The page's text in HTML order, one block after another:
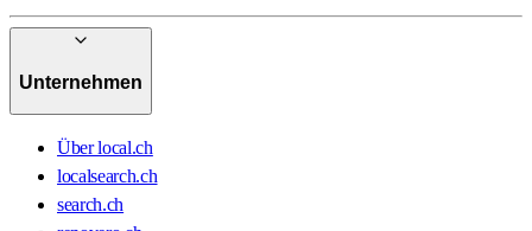
Unternehmen
Über local.ch
localsearch.ch
search.ch